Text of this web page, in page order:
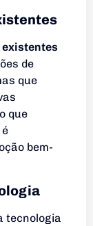
de
que
que
bem-
tecnologia